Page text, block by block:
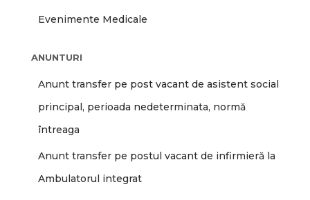
Evenimente Medicale
ANUNTURI
Anunt transfer pe post vacant de asistent social
principal, perioada nedeterminata, normă
întreaga
Anunt transfer pe postul vacant de infirmieră la
Ambulatorul integrat